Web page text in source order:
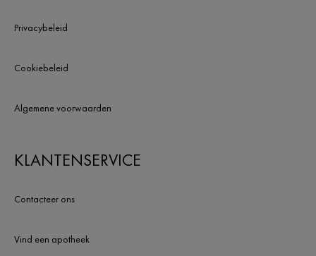
Privacybeleid
Cookiebeleid
Algemene voorwaarden
KLANTENSERVICE
Contacteer ons
Vind een apotheek